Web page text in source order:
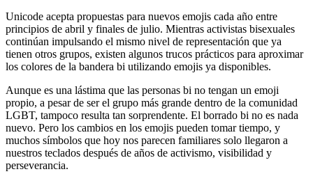
Unicode acepta propuestas para nuevos emojis cada año entre
principios de abril y finales de julio. Mientras activistas bisexuales
continúan impulsando el mismo nivel de representación que ya
tienen otros grupos, existen algunos trucos prácticos para aproximar
los colores de la bandera bi utilizando emojis ya disponibles.
Aunque es una lástima que las personas bi no tengan un emoji
propio, a pesar de ser el grupo más grande dentro de la comunidad
LGBT, tampoco resulta tan sorprendente. El borrado bi no es nada
nuevo. Pero los cambios en los emojis pueden tomar tiempo, y
muchos símbolos que hoy nos parecen familiares solo llegaron a
nuestros teclados después de años de activismo, visibilidad y
perseverancia.